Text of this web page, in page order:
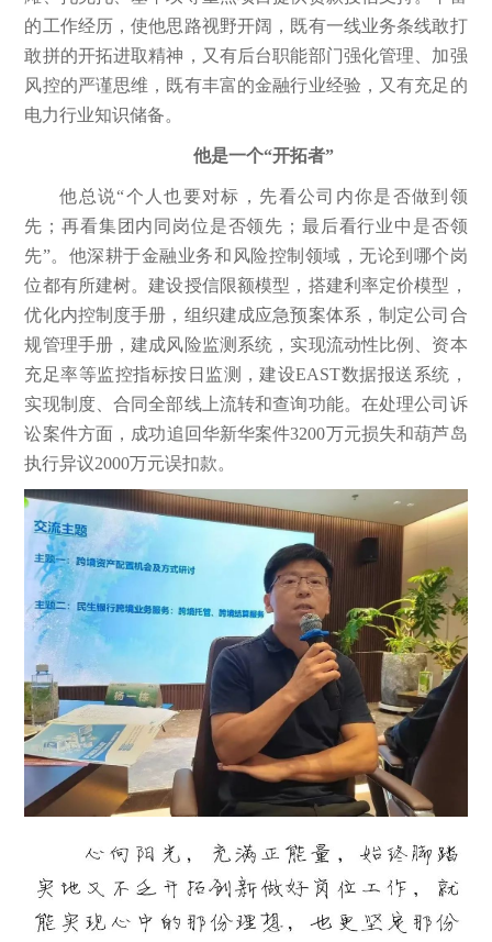
的工作经历，使他思路视野开阔，既有一线业务条线敢打
敢拼的开拓进取精神，又有后台职能部门强化管理、加强
风控的严谨思维，既有丰富的金融行业经验，又有充足的
电力行业知识储备。
他是一个“开拓者”
他总说“个人也要对标，先看公司内你是否做到领
先；再看集团内同岗位是否领先；最后看行业中是否领
先”。他深耕于金融业务和风险控制领域，无论到哪个岗
位都有所建树。建设授信限额模型，搭建利率定价模型，
优化内控制度手册，组织建成应急预案体系，制定公司合
规管理手册，建成风险监测系统，实现流动性比例、资本
充足率等监控指标按日监测，建设EAST数据报送系统，
实现制度、合同全部线上流转和查询功能。在处理公司诉
讼案件方面，成功追回华新华案件3200万元损失和葫芦岛
执行异议2000万元误扣款。